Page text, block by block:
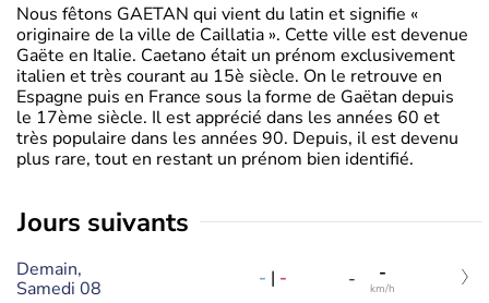
Nous fêtons GAETAN qui vient du latin et signifie «
originaire de la ville de Caillatia ». Cette ville est devenue
Gaëte en Italie. Caetano était un prénom exclusivement
italien et très courant au 15è siècle. On le retrouve en
Espagne puis en France sous la forme de Gaëtan depuis
le 17ème siècle. Il est apprécié dans les années 60 et
très populaire dans les années 90. Depuis, il est devenu
plus rare, tout en restant un prénom bien identifié.
jours suivants
Demain,
Samedi 08
- | - - -
km/h